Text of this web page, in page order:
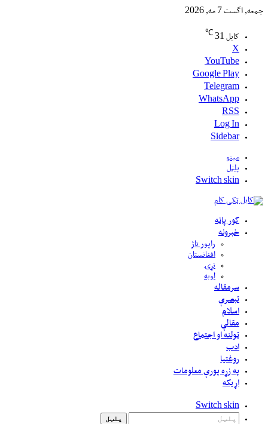
جمعه, اگست 7 مه, 2026
کابل 31
℃
X
YouTube
Google Play
Telegram
WhatsApp
RSS
Log In
Sidebar
مینو
پلټل
Switch skin
کور پاڼه
خبرونه
راپور تاژ
افغانستان
نړۍ
لوبه
سرمقاله
تبصرې
اسلام
مقالې
ټولنه او اجتماع
ادب
روغتيا
په زړه پورې معلومات
اړيکه
Switch skin
پلټل